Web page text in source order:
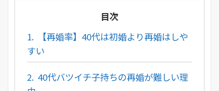
目次
1.
【再婚率】40代は初婚より再婚はしや
すい
2. 40代バツイチ子持ちの再婚が難しい理